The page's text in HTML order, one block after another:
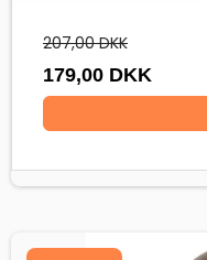
207,00 DKK
179,00 DKK